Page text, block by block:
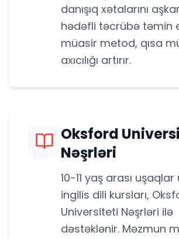
danışıq xətalarını
hədəfli təcrübə təmin
müasir metod, qısa
axıcılığı artırır.
Oksford
Nəşrləri
10-11 yaş arası
ingilis dili kursları,
Universiteti Nəşrləri ilə
dəstəklənir. Məzmun